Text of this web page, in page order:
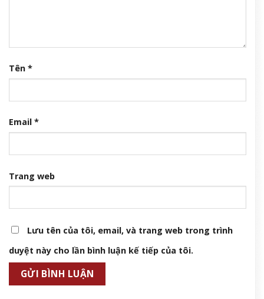
Tên *
Email *
Trang web
Lưu tên của tôi, email, và trang web trong trình
duyệt này cho lần bình luận kế tiếp của tôi.